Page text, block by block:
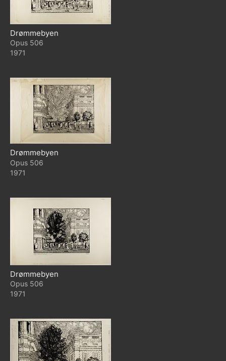
Drømmebyen
506
1971
Drømmebyen
506
1971
Drømmebyen
506
1971